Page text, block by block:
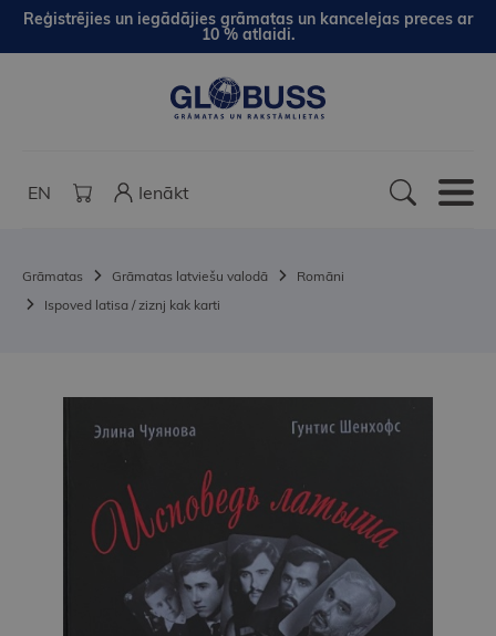
Reģistrējies un iegādājies grāmatas un kancelejas preces ar
10 % atlaidi.
EN Ienākt
Grāmatas Grāmatas latviešu valodā
Romāni
Ispoved latisa / ziznj kak karti